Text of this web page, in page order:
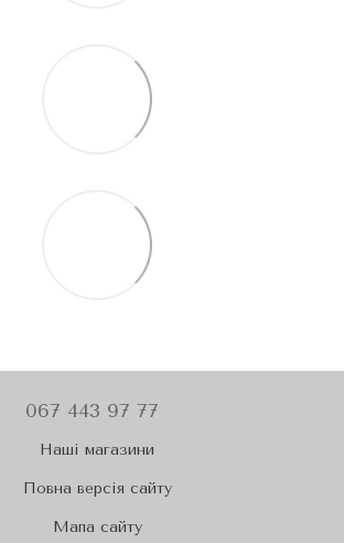
067 443 97 77
Наші магазини
Повна версія сайту
Мапа сайту